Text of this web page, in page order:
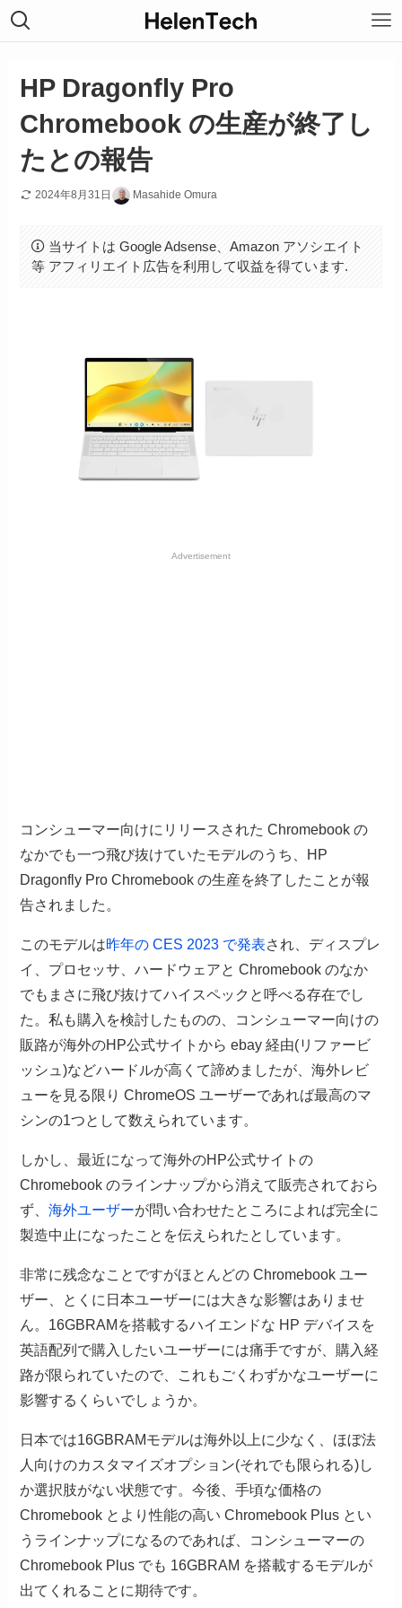
HP Dragonfly Pro
Chromebook の生産が終了し
たとの報告
2024年8月31日 Masahide Omura
当サイトは Google Adsense、Amazon アソシエイト
等 アフィリエイト広告を利用して収益を得ています.
Advertisement
コンシューマー向けにリリースされた Chromebook の
なかでも一つ飛び抜けていたモデルのうち、HP
Dragonfly Pro Chromebook の生産を終了したことが報
告されました。
このモデルは昨年の CES 2023 で発表され、ディスプレ
イ、プロセッサ、ハードウェアと Chromebook のなか
でもまさに飛び抜けてハイスペックと呼べる存在でし
た。私も購入を検討したものの、コンシューマー向けの
販路が海外のHP公式サイトから ebay 経由(リファービ
ッシュ)などハードルが高くて諦めましたが、海外レビ
ューを見る限り ChromeOS ユーザーであれば最高のマ
シンの1つとして数えられています。
しかし、最近になって海外のHP公式サイトの
Chromebook のラインナップから消えて販売されておら
ず、海外ユーザーが問い合わせたところによれば完全に
製造中止になったことを伝えられたとしています。
非常に残念なことですがほとんどの Chromebook ユー
ザー、とくに日本ユーザーには大きな影響はありませ
ん。16GBRAMを搭載するハイエンドな HP デバイスを
英語配列で購入したいユーザーには痛手ですが、購入経
路が限られていたので、これもごくわずかなユーザーに
影響するくらいでしょうか。
日本では16GBRAMモデルは海外以上に少なく、ほぼ法
人向けのカスタマイズオプション(それでも限られる)し
か選択肢がない状態です。今後、手頃な価格の
Chromebook とより性能の高い Chromebook Plus とい
うラインナップになるのであれば、コンシューマーの
Chromebook Plus でも 16GBRAM を搭載するモデルが
出てくれることに期待です。